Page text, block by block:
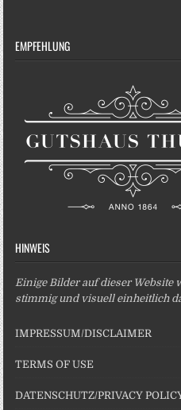
EMPFEHLUNG
HINWEIS
Einige Bilder auf dieser
stimmig und visuell einheitlich
IMPRESSUM/DISCLAIMER
TERMS OF USE
DATENSCHUTZ/PRIVACY